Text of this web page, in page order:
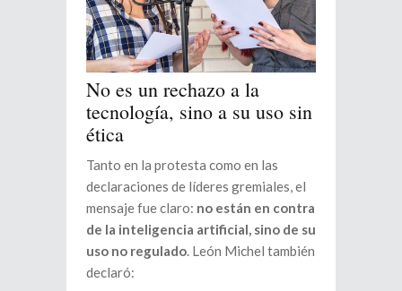
No es un rechazo a la
tecnología, sino a su uso sin
ética
Tanto en la protesta como en las
declaraciones de líderes gremiales, el
mensaje fue claro: no están en contra
de la inteligencia artificial, sino de su
uso no regulado. León Michel también
declaró: